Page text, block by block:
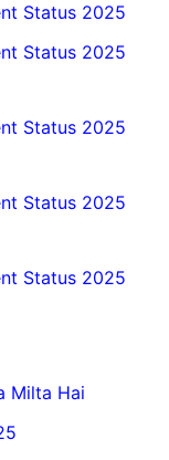
Status 2025
Status 2025
Status 2025
Status 2025
Status 2025
Milta Hai